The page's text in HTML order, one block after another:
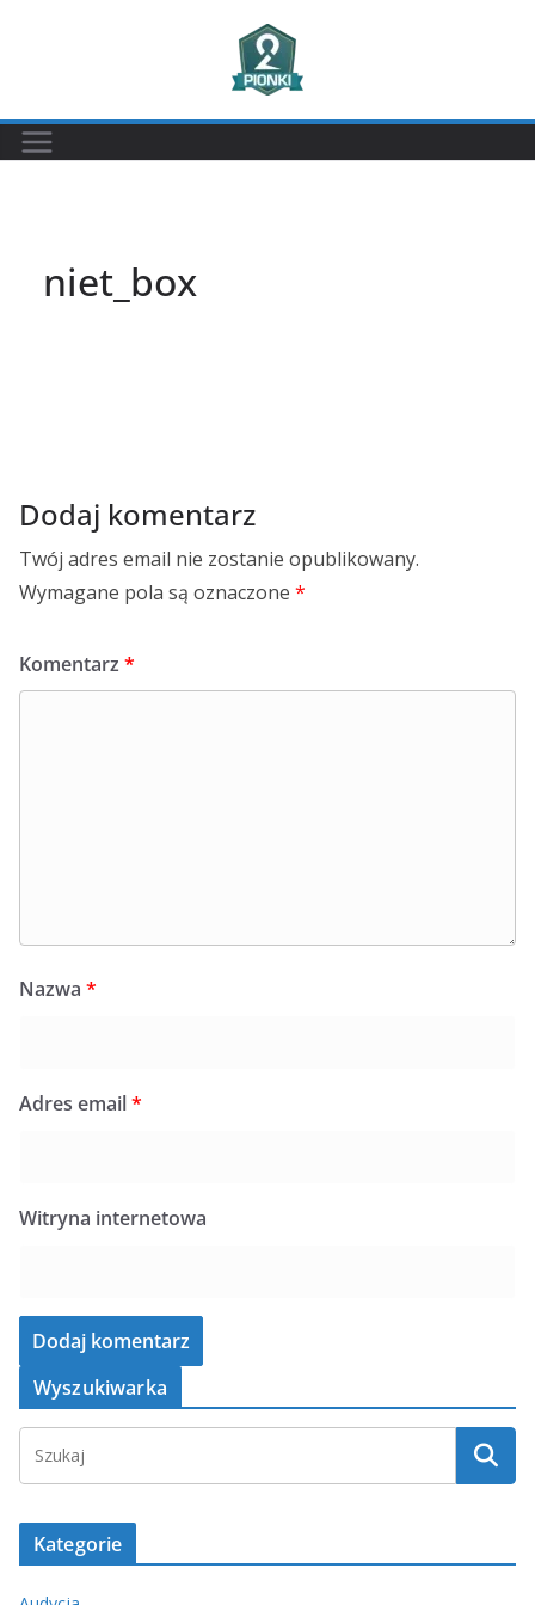
niet_box
Dodaj komentarz
Twój adres email nie zostanie opublikowany.
Wymagane pola są oznaczone *
Komentarz *
Nazwa *
Adres email*
Witryna internetowa
Wyszukiwarka
Kategorie